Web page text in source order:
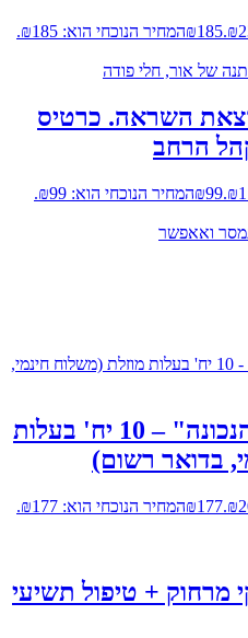
₪185
המחיר הנוכחי הוא: ₪185.
השראה. כרטיס
הרחב
₪99
המחיר הנוכחי הוא: ₪99.
סטיקר "אני בדרך הנכונה" – 10 יח' בעלות
בדואר רשום)
₪177
המחיר הנוכחי הוא: ₪177.
רייקי מרחוק + טיפול תשיעי